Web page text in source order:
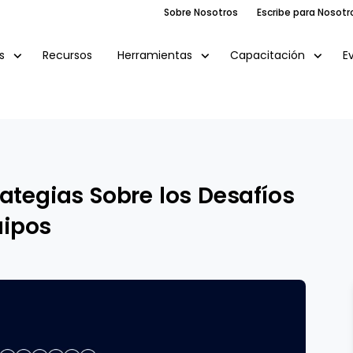
Sobre Nosotros Escribe para
Recursos Herramientas Capacitación
Sobre los Desafíos